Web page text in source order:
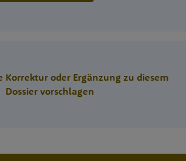
Korrektur oder Ergänzung zu diesem
Dossier vorschlagen